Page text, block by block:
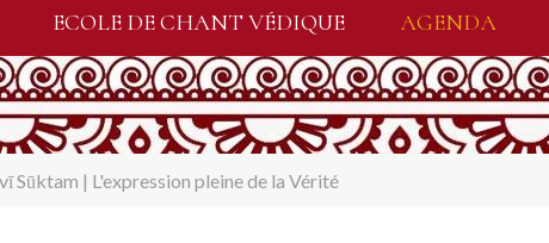
ECOLE DE CHANT VÉDIQUE AGENDA
Sūktam | L'expression pleine de la Vérité